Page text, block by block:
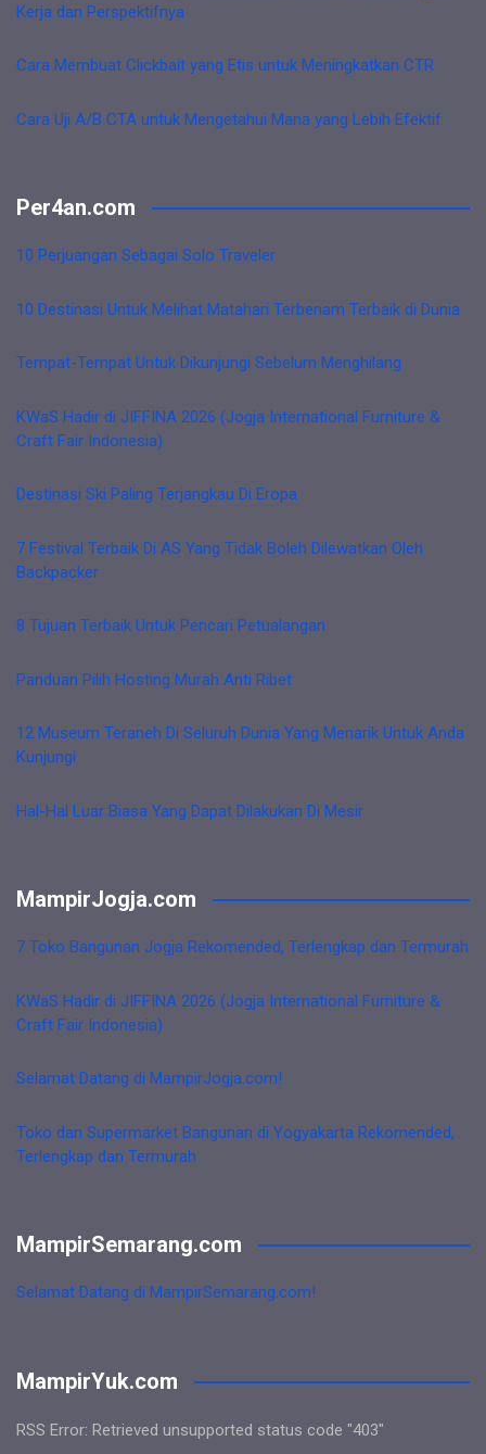
Kerja dan Perspektifnya
Cara Membuat Clickbait yang Etis untuk Meningkatkan CTR
Cara Uji A/B CTA untuk Mengetahui Mana yang Lebih Efektif
Per4an.com
10 Perjuangan Sebagai Solo Traveler
10 Destinasi Untuk Melihat Matahari Terbenam Terbaik di Dunia
Tempat-Tempat Untuk Dikunjungi Sebelum Menghilang
KWaS Hadir di JIFFINA 2026 (Jogja International Furniture &
Craft Fair Indonesia)
Destinasi Ski Paling Terjangkau Di Eropa
7 Festival Terbaik Di AS Yang Tidak Boleh Dilewatkan Oleh
Backpacker
8 Tujuan Terbaik Untuk Pencari Petualangan
Panduan Pilih Hosting Murah Anti Ribet
12 Museum Teraneh Di Seluruh Dunia Yang Menarik Untuk Anda
Kunjungi
Hal-Hal Luar Biasa Yang Dapat Dilakukan Di Mesir
MampirJogja.com
7 Toko Bangunan Jogja Rekomended, Terlengkap dan Termurah
KWaS Hadir di JIFFINA 2026 (Jogja International Furniture &
Craft Fair Indonesia)
Selamat Datang di MampirJogja.com!
Toko dan Supermarket Bangunan di Yogyakarta Rekomended,
Terlengkap dan Termurah
MampirSemarang.com
Selamat Datang di MampirSemarang.com!
MampirYuk.com
RSS Error: Retrieved unsupported status code "403"